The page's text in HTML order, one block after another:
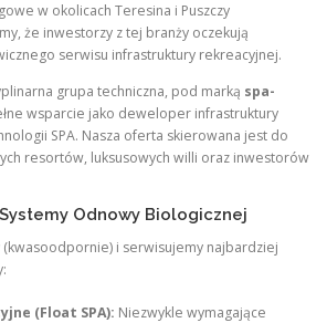
w okolicach Teresina i Puszczy
że inwestorzy z tej branży oczekują
serwisu infrastruktury rekreacyjnej.
grupa techniczna, pod marką spa-
wsparcie jako deweloper infrastruktury
SPA. Nasza oferta skierowana jest do
resortów, luksusowych willi oraz inwestorów
Odnowy Biologicznej
i serwisujemy najbardziej
(Float SPA): Niezwykle wymagające